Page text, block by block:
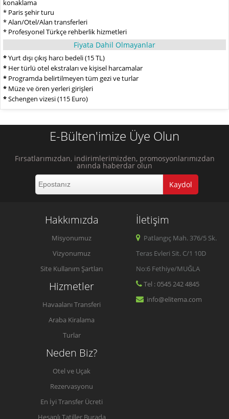
konaklama
* Paris şehir turu
* Alan/Otel/Alan transferleri
* Profesyonel Türkçe rehberlik hizmetleri
Fiyata Dahil Olmayanlar
*Yurt dışı çıkış harcı bedeli (15 TL)
* Her türlü otel ekstraları ve kişisel harcamalar
* Programda belirtilmeyen tüm gezi ve turlar
* Müze ve ören yerleri girişleri
*Schengen vizesi (115 Euro)
E-Bülten'imize Üye Olun
Fırsatlarımızdan, indirimlerimizden, promosyonlarımızdan
anında haberdar olun
Kaydol
Hakkımızda
Misyonumuz
Vizyonumuz
Site Kullanım Şartları
Hizmetler
Havaalanı Transferi
Araba Kiralama
Turlar
Neden Biz?
Otel ve Uçak
Rezervasyonu
En İyi Transfer Ücreti
Hesaplı Tatiller Burada
İletişim
Patlangıç Mah. 376/5 Sk.
Teras Evleri Sit. C/1 10D
No:6 Fethiye/MUĞLA
Tel : 0545 242 4845
info@elitema.com